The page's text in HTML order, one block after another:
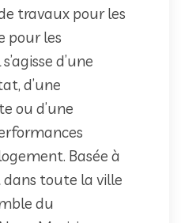
travaux pour les
pour les
d’une
d’une
ou d’une
Basée à
dans toute la ville
du